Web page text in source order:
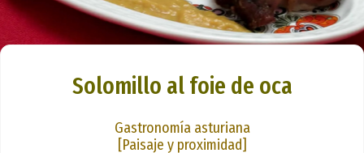
Solomillo al foie de oca
Gastronomía asturiana
[Paisaje y proximidad]